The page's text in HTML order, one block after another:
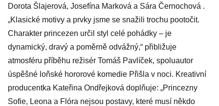
Dorota Šlajerová, Josefína Marková a Sára Černochová .
„Klasické motivy a prvky jsme se snažili trochu pootočit.
Charakter princezen určil styl celé pohádky – je
dynamický, dravý a poměrně odvážný,“ přibližuje
atmosféru příběhu režisér Tomáš Pavlíček, spoluautor
úspěšné loňské hororové komedie Přišla v noci. Kreativní
producentka Kateřina Ondřejková doplňuje: „Princezny
Sofie, Leona a Flóra nejsou postavy, které musí někdo